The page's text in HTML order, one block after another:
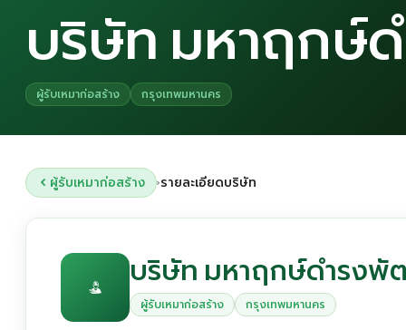
บริษัท มหาฤกษ์
ผู้รับเหมาก่อสร้าง กรุงเทพมหานคร
ผู้รับเหมาก่อสร้าง ›รายละเอียดบริษัท
บริษัท มหาฤกษ์ดำรงพั
ผู้รับเหมาก่อสร้าง กรุงเทพมหานคร